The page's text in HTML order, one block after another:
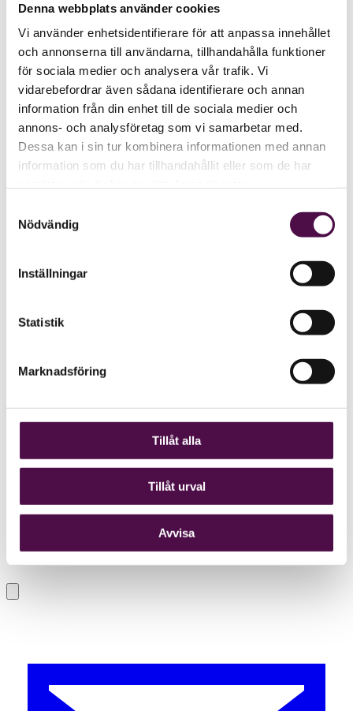
Denna webbplats använder cookies
Vi använder enhetsidentifierare för att anpassa innehållet
och annonserna till användarna, tillhandahålla funktioner
för sociala medier och analysera vår trafik. Vi
vidarebefordrar även sådana identifierare och annan
information från din enhet till de sociala medier och
annons- och analysföretag som vi samarbetar med.
Dessa kan i sin tur kombinera informationen med annan
information som du har tillhandahållit eller som de har
Nödvändig
Inställningar
Statistik
Marknadsföring
Tillåt alla
Tillåt urval
Avvisa